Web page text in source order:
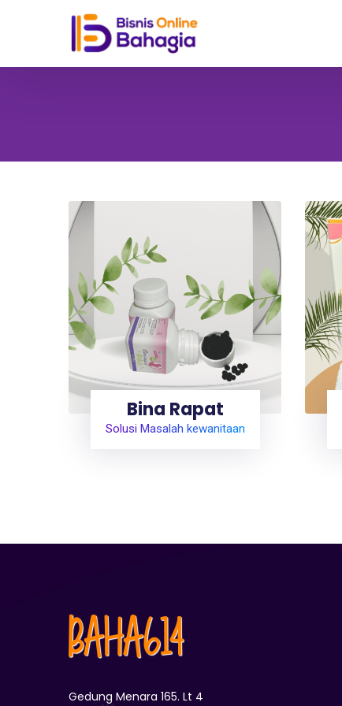
Bina Rapat
Solusi Masalah kewanitaan
BAHA614
Gedung Menara 165. Lt 4